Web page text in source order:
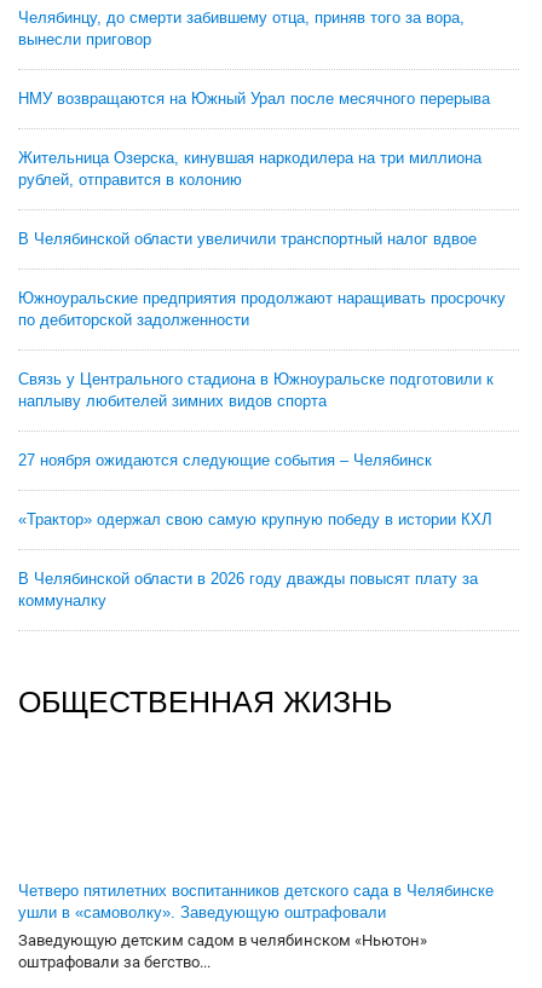
Челябинцу, до смерти забившему отца, приняв того за вора,
вынесли приговор
НМУ возвращаются на Южный Урал после месячного перерыва
Жительница Озерска, кинувшая наркодилера на три миллиона
рублей, отправится в колонию
В Челябинской области увеличили транспортный налог вдвое
Южноуральские предприятия продолжают наращивать просрочку
по дебиторской задолженности
Связь у Центрального стадиона в Южноуральске подготовили к
наплыву любителей зимних видов спорта
27 ноября ожидаются следующие события – Челябинск
«Трактор» одержал свою самую крупную победу в истории КХЛ
В Челябинской области в 2026 году дважды повысят плату за
коммуналку
ОБЩЕСТВЕННАЯ ЖИЗНЬ
Четверо пятилетних воспитанников детского сада в Челябинске
ушли в «самоволку». Заведующую оштрафовали
Заведующую детским садом в челябинском «Ньютон»
оштрафовали за бегство...